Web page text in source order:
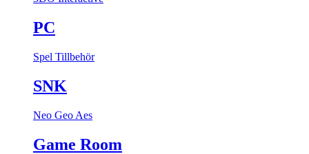
PC
Spel Tillbehör
SNK
Neo Geo Aes
Game Room